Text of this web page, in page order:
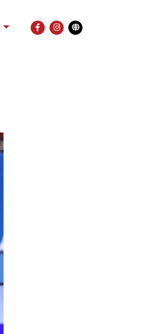
FACEBOOK
INSTAGRAM
Übersetzung